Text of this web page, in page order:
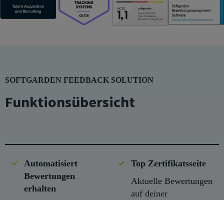
SOFTGARDEN FEEDBACK SOLUTION
Funktionsübersicht
Automatisiert
Bewertungen
erhalten
Top Zertifikatsseite
Aktuelle Bewertungen
auf deiner